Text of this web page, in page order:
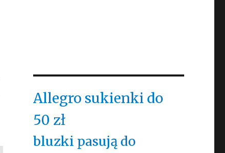
Allegro sukienki do
50 zł
bluzki pasują do